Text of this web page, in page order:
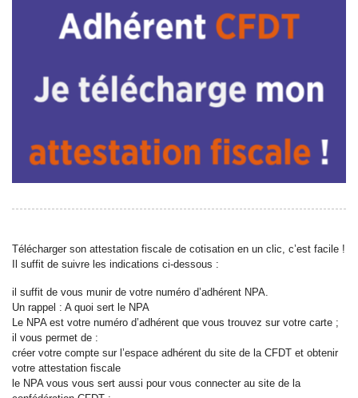
Télécharger son attestation fiscale de cotisation en un clic, c’est facile !
Il suffit de suivre les indications ci-dessous :
il suffit de vous munir de votre numéro d’adhérent NPA.
Un rappel : A quoi sert le NPA
Le NPA est votre numéro d’adhérent que vous trouvez sur votre carte ;
il vous permet de :
créer votre compte sur l’espace adhérent du site de la CFDT et obtenir
votre attestation fiscale
le NPA vous vous sert aussi pour vous connecter au site de la